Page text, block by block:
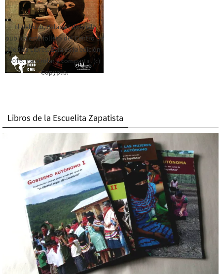
El Rebozo, Palapa Editorial,
publica este folleto del Centro de
Medios Libres. Esta es la edición
2016. Para rolar y compartir. (c)
Copyplis.
Libros de la Escuelita Zapatista